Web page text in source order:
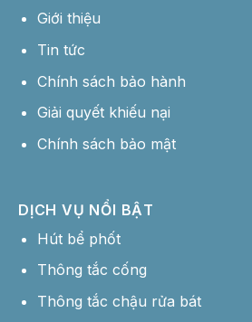
Giới thiệu
Tin tức
Chính sách bảo hành
Giải quyết khiếu nại
Chính sách bảo mật
DỊCH VỤ NỔI BẬT
Hút bể phốt
Thông tắc cống
Thông tắc chậu rửa bát